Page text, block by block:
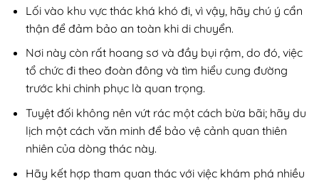
Lối vào khu vực thác khá khó đi, vì vậy, hãy chú ý cẩn
thận để đảm bảo an toàn khi di chuyển.
Nơi này còn rất hoang sơ và đầy bụi rậm, do đó, việc
tổ chức đi theo đoàn đông và tìm hiểu cung đường
trước khi chinh phục là quan trọng.
Tuyệt đối không nên vứt rác một cách bừa bãi; hãy du
lịch một cách văn minh để bảo vệ cảnh quan thiên
nhiên của dòng thác này.
Hãy kết hợp tham quan thác với việc khám phá nhiều